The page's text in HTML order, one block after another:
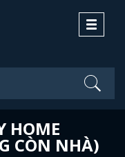
Toggle
HOME
CÒN NHÀ)